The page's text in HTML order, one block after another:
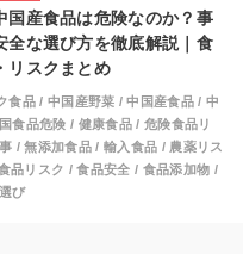
国産食品は危険なのか？事
全な選び方を徹底解説｜食
リスクまとめ
食品/ 中国産野菜 /中国産食品 /中
食品危険 / 健康食品 / 危険食品リ
/無添加食品 /輸入食品 / 農薬リス
品リスク /食品安全 / 食品添加物 /
び